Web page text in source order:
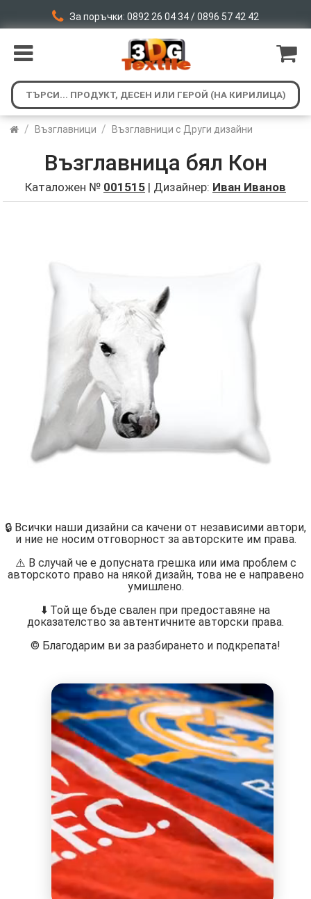
За поръчки: 0892 26 04 34 / 0896 57 42 42
/ Възглавници / Възглавници с Други дизайни
Възглавница бял Кон
Каталожен № 001515 | Дизайнер: Иван Иванов
🔒 Всички наши дизайни са качени от независими автори,
и ние не носим отговорност за авторските им права.
⚠️ В случай че е допусната грешка или има проблем с
авторското право на някой дизайн, това не е направено
умишлено.
⬇️ Той ще бъде свален при предоставяне на
доказателство за автентичните авторски права.
©️ Благодарим ви за разбирането и подкрепата!